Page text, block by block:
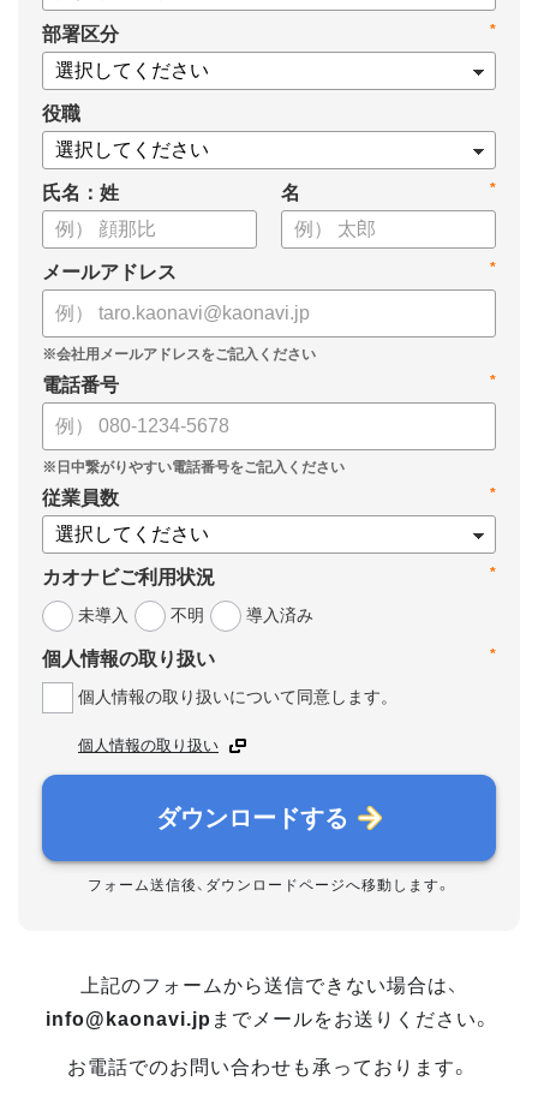
・1on1とは何か？
・1on1の基本的なやり方
・ 1on1 の基本アジェンダと質問例
についてまとめましたので、ぜひお役立てください。
*
部署区分
役職
氏名：姓 *
名
*
メールアドレス
*
電話番号
*
従業員数
*
カオナビご利用状況
未導入
不明 導入済み
*
個人情報の取り扱い
個人情報の取り扱いについて同意します。
個人情報の取り扱い
ダウンロードする
フォーム送信後、ダウンロードページへ移動します。
上記のフォームから送信できない場合は、
info@kaonavi.jp までメールをお送りください。
お電話でのお問い合わせも承っております。